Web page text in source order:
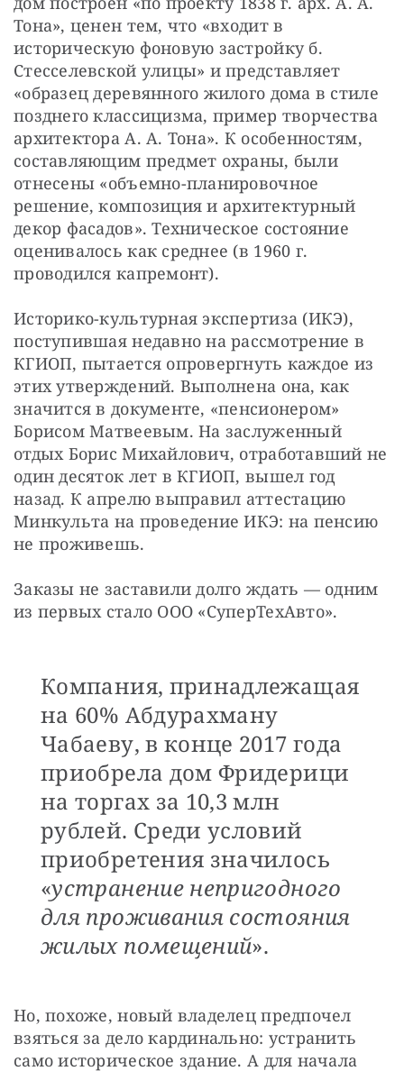
Тона», ценен тем, что «входит в
историческую фоновую застройку б.
Стесселевской улицы» и представляет
«образец деревянного жилого дома в стиле
позднего классицизма, пример творчества
архитектора А. А. Тона». К особенностям,
составляющим предмет охраны, были
отнесены «объемно-планировочное
решение, композиция и архитектурный
декор фасадов». Техническое состояние
оценивалось как среднее (в 1960 г.
проводился капремонт).
Историко-культурная экспертиза (ИКЭ),
поступившая недавно на рассмотрение в
КГИОП, пытается опровергнуть каждое из
этих утверждений. Выполнена она, как
значится в документе, «пенсионером»
Борисом Матвеевым. На заслуженный
отдых Борис Михайлович, отработавший не
один десяток лет в КГИОП, вышел год
назад. К апрелю выправил аттестацию
Минкульта на проведение ИКЭ: на пенсию
не проживешь.
Заказы не заставили долго ждать — одним
из первых стало ООО «СуперТехАвто».
Компания, принадлежащая
на 60% Абдурахману
Чабаеву, в конце 2017 года
приобрела дом Фридерици
на торгах за 10,3 млн
рублей. Среди условий
приобретения значилось
«устранение непригодного
для проживания состояния
жилых помещений».
Но, похоже, новый владелец предпочел
взяться за дело кардинально: устранить
само историческое здание. А для начала